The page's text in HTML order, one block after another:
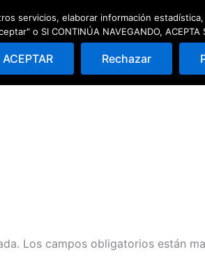
Escuela de pádel Quedadas
Los campos obligatorios están
servicios, elaborar información
o SI CONTINÚA NAVEGANDO,
ACEPTAR Rechazar